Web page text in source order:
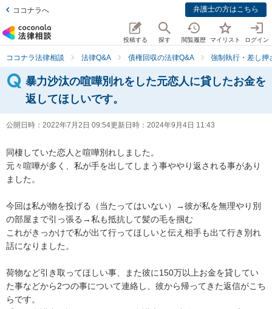
ココナラへ 弁護士の方はこちら
投稿する 探す 閲覧履歴 マイリスト ログイン
ココナラ法律相談 法律Q&A 債権回収の法律Q&A 強制執行・差し押
暴力沙汰の喧嘩別れをした元恋人に貸したお金を
返してほしいです。
公開日時： 2022年7月2日 09:54更新日時： 2024年9月4日 11:43
同棲していた恋人と喧嘩別れしました。
元々喧嘩が多く、私が手を出してしまう事ややり返される事があり
ました。
今回は私が物を投げる（当たってはいない）→彼が私を無理やり別
の部屋まで引っ張る→私も抵抗して髪の毛を掴む
これがきっかけで私が出て行ってほしいと伝え相手も出て行き別れ
話になりました。
荷物など引き取ってほしい事、また彼に150万以上お金を貸してい
た事などから2つの事について連絡し、彼から帰ってきた返信がこち
らです。